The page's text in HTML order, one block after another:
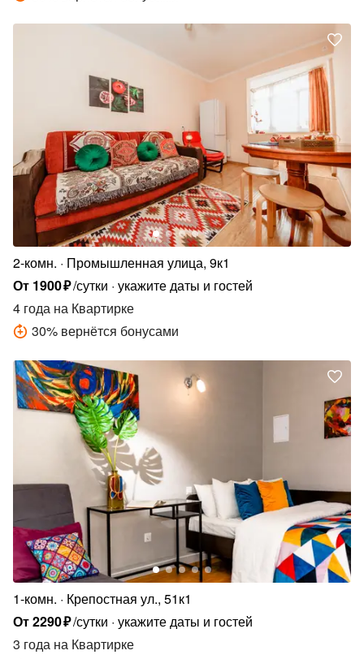
2-комн.
Промышленная улица, 9к1
От 1900₽/сутки укажите даты и гостей
4 года на Квартирке
30% вернётся бонусами
1-комн.
Крепостная ул., 51к1
От2290₽/сутки укажите даты и гостей
3 года на Квартирке